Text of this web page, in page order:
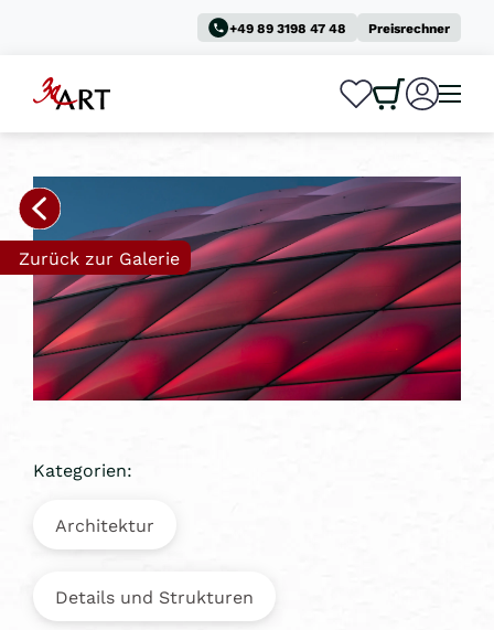
+49 89 3198 47 48 Preisrechner
0
Zurück zur Galerie
Kategorien:
Architektur
Details und Strukturen